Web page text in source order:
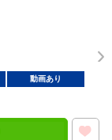
動画あり